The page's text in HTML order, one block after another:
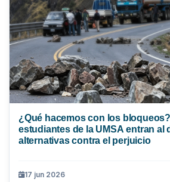
¿Qué hacemos con los
estudiantes de la UMSA entran al
alternativas contra el perjuicio
17 jun 2026